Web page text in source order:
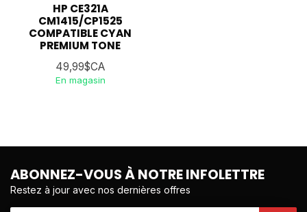
HP CE321A
CM1415/CP1525
COMPATIBLE CYAN
PREMIUM TONE
49,99$CA
En magasin
ABONNEZ-VOUS À NOTRE INFOLETTRE
Restez à jour avec nos dernières offres